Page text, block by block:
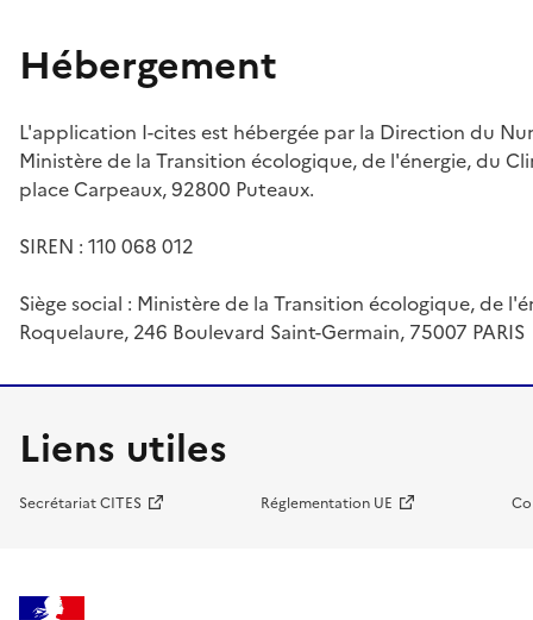
Hébergement
L'application I-cites est hébergée par la Direction du
Ministère de la Transition écologique, de l'énergie, du
place Carpeaux, 92800 Puteaux.
SIREN : 110 068 012
Siège social : Ministère de la Transition écologique, de
Roquelaure, 246 Boulevard Saint-Germain, 75007 PARIS
Liens utiles
Secrétariat CITES Réglementation UE